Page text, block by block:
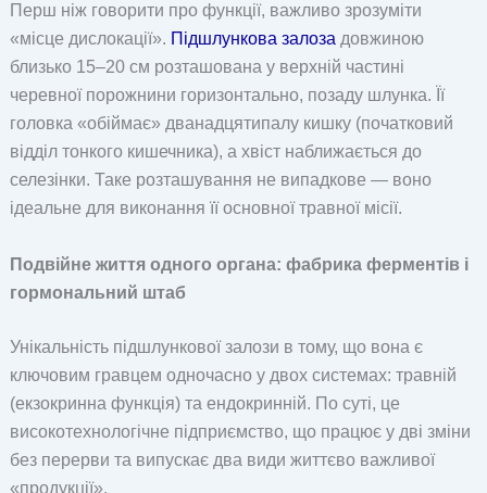
Перш ніж говорити про функції, важливо зрозуміти
«місце дислокації». Підшлункова залоза довжиною
близько 15–20 см розташована у верхній частині
черевної порожнини горизонтально, позаду шлунка. Її
головка «обіймає» дванадцятипалу кишку (початковий
відділ тонкого кишечника), а хвіст наближається до
селезінки. Таке розташування не випадкове — воно
ідеальне для виконання її основної травної місії.
Подвійне життя одного органа: фабрика ферментів і
гормональний штаб
Унікальність підшлункової залози в тому, що вона є
ключовим гравцем одночасно у двох системах: травній
(екзокринна функція) та ендокринній. По суті, це
високотехнологічне підприємство, що працює у дві зміни
без перерви та випускає два види життєво важливої
«продукції».